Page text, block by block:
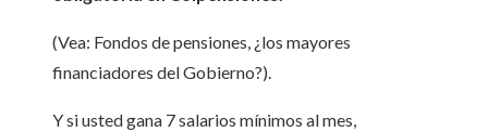
(Vea: Fondos de pensiones, ¿los mayores
financiadores del Gobierno?).
Y si usted gana 7 salarios mínimos al mes,